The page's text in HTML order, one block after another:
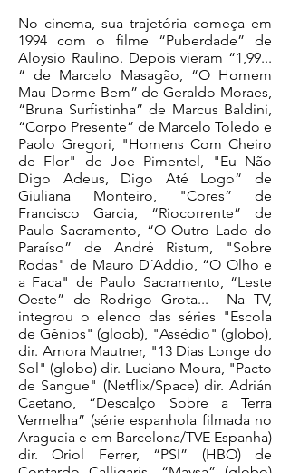
No cinema, sua trajetória começa em
1994 com o filme “Puberdade” de
Aloysio Raulino. Depois vieram “1,99...
“ de Marcelo Masagão, “O Homem
Mau Dorme Bem” de Geraldo Moraes,
“Bruna Surfistinha” de Marcus Baldini,
“Corpo Presente” de Marcelo Toledo e
Paolo Gregori, "Homens Com Cheiro
de Flor" de Joe Pimentel, "Eu Não
Digo Adeus, Digo Até Logo“ de
Giuliana Monteiro, "Cores” de
Francisco Garcia, “Riocorrente” de
Paulo Sacramento, “O Outro Lado do
Paraíso” de André Ristum, "Sobre
Rodas" de Mauro D´Addio, “O Olho e
a Faca" de Paulo Sacramento, “Leste
Oeste” de Rodrigo Grota... Na TV,
integrou o elenco das séries "Escola
de Gênios" (gloob), "Assédio" (globo),
dir. Amora Mautner, "13 Dias Longe do
Sol" (globo) dir. Luciano Moura, "Pacto
de Sangue" (Netflix/Space) dir. Adrián
Caetano, “Descalço Sobre a Terra
Vermelha” (série espanhola filmada no
Araguaia e em Barcelona/TVE Espanha)
dir. Oriol Ferrer, “PSI” (HBO) de